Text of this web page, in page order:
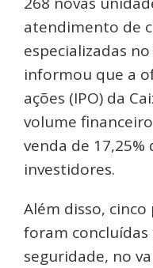
atendimento de
especializadas
informou que a
ações (IPO) da
volume
venda de 17,25%
investidores.
Além disso,
foram concluídas
seguridade, no